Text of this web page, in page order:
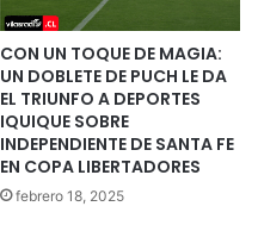
CON UN TOQUE DE MAGIA:
UN DOBLETE DE PUCH LE DA
EL TRIUNFO A DEPORTES
IQUIQUE SOBRE
INDEPENDIENTE DE SANTA FE
EN COPA LIBERTADORES
febrero 18, 2025